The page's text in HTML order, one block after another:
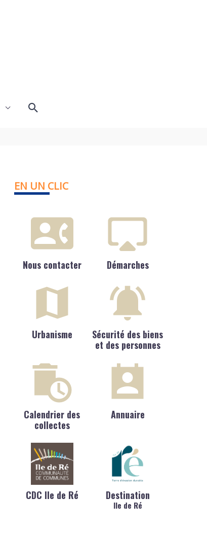
Rechercher
EN UN CLIC
Nous contacter Démarches
Urbanisme
Sécurité des biens
et des personnes
Calendrier des
collectes
Annuaire
CDC Ile de Ré Destination
Ile de Ré